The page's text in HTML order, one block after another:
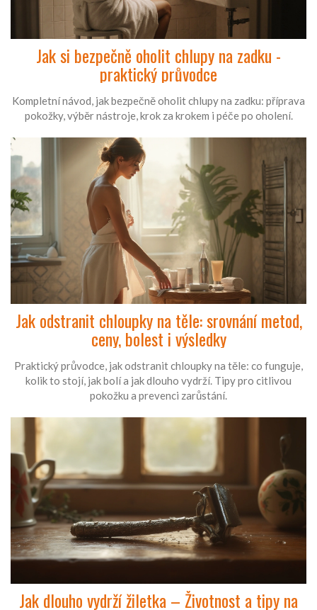
Jak si bezpečně oholit chlupy na zadku -
praktický průvodce
Kompletní návod, jak bezpečně oholit chlupy na zadku: příprava
pokožky, výběr nástroje, krok za krokem i péče po oholení.
Jak odstranit chloupky na těle: srovnání metod,
ceny, bolest i výsledky
Praktický průvodce, jak odstranit chloupky na těle: co funguje,
kolik to stojí, jak bolí a jak dlouho vydrží. Tipy pro citlivou
pokožku a prevenci zarůstání.
Jak dlouho vydrží žiletka – Životnost a tipy na